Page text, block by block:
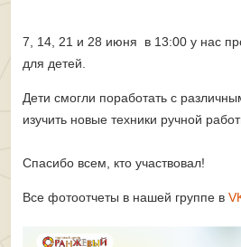
7, 14, 21 и 28 июня в 13:00 у нас
для детей.
Дети смогли поработать с
изучить новые техники ручной
Спасибо всем, кто участвовал!
Все фотоотчеты в нашей группе в